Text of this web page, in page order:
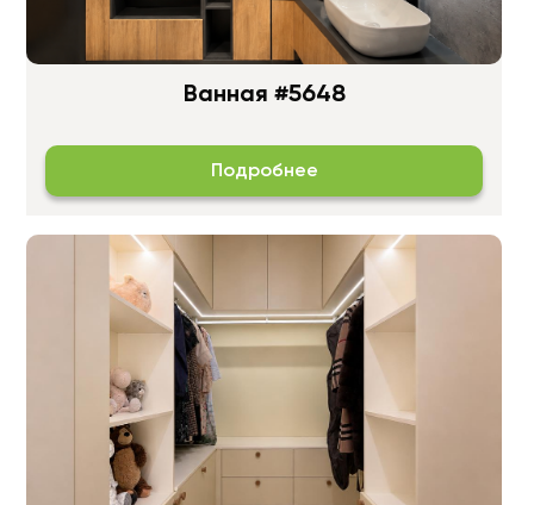
Ванная #5648
Подробнее